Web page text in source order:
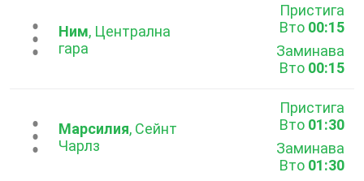
...
Ним, Централна
гара
Пристига
Вто 00:15
Заминава
Вто 00:15
...Марсилия, Сейнт
Чарлз
Пристига
Вто 01:30
Заминава
Вто 01:30